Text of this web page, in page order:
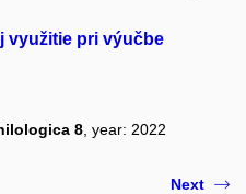
využitie pri výučbe
8 , year: 2022
Next